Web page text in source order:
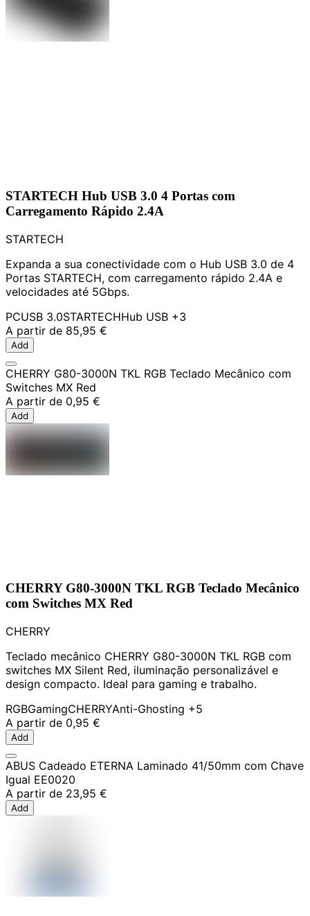
STARTECH Hub USB 3.0 4 Portas com
Carregamento Rápido 2.4A
STARTECH
Expanda a sua conectividade com o Hub USB 3.0 de 4
Portas STARTECH, com carregamento rápido 2.4A e
velocidades até 5Gbps.
PCUSB 3.0STARTECHHub USB +3
A partir de 85,95 €
Add
CHERRY G80-3000N TKL RGB Teclado Mecânico com
Switches MX Red
A partir de 0,95 €
Add
CHERRY G80-3000N TKL RGB Teclado Mecânico
com Switches MX Red
CHERRY
Teclado mecânico CHERRY G80-3000N TKL RGB com
switches MX Silent Red, iluminação personalizável e
design compacto. Ideal para gaming e trabalho.
RGBGamingCHERRYAnti-Ghosting +5
A partir de 0,95 €
Add
ABUS Cadeado ETERNA Laminado 41/50mm com Chave
Igual EE0020
A partir de 23,95 €
Add